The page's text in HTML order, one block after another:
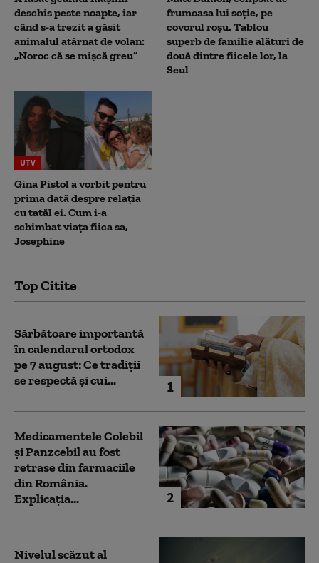
deschis peste noapte, iar
când s-a trezit a găsit
animalul atârnat de volan:
„Noroc că se mișcă greu”
frumoasa lui soție, pe
covorul roșu. Tablou
superb de familie alături de
două dintre fiicele lor, la
Seul
UTV
Gina Pistol a vorbit pentru
prima dată despre relația
cu tatăl ei. Cum i-a
schimbat viața fiica sa,
Josephine
Top Citite
1
Sărbătoare importantă
în calendarul ortodox
pe 7 august: Ce tradiții
se respectă și cui...
2
Medicamentele Colebil
și Panzcebil au fost
retrase din farmaciile
din România.
Explicația...
Nivelul scăzut al